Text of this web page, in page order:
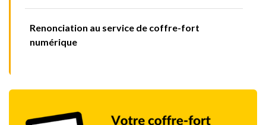
Renonciation au service de coffre-fort
numérique